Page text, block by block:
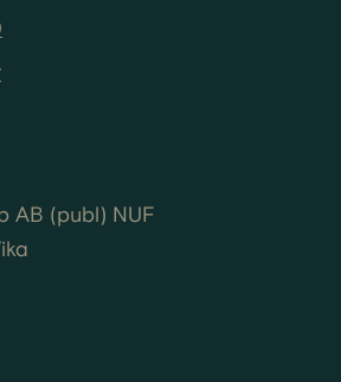
AB (publ) NUF